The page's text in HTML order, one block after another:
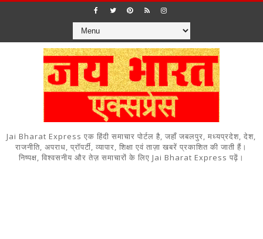
Jai Bharat Express एक हिंदी समाचार पोर्टल है, जहाँ जबलपुर, मध्यप्रदेश, देश,
राजनीति, अपराध, प्रॉपर्टी, व्यापार, शिक्षा एवं ताज़ा खबरें प्रकाशित की जाती हैं।
निष्पक्ष, विश्वसनीय और तेज़ समाचारों के लिए Jai Bharat Express पढ़ें।